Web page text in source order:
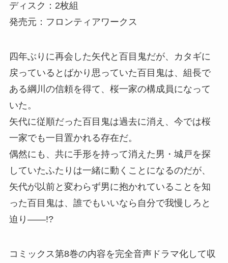
ディスク：2枚組
発売元：フロンティアワークス
四年ぶりに再会した矢代と百目鬼だが、カタギに
戻っているとばかり思っていた百目鬼は、組長で
ある綱川の信頼を得て、桜一家の構成員になって
いた。
矢代に従順だった百目鬼は過去に消え、今では桜
一家でも一目置かれる存在だ。
偶然にも、共に手形を持って消えた男・城戸を探
していたふたりは一緒に動くことになるのだが、
矢代が以前と変わらず男に抱かれていることを知
った百目鬼は、誰でもいいなら自分で我慢しろと
迫り――!?
コミックス第8巻の内容を完全音声ドラマ化して収